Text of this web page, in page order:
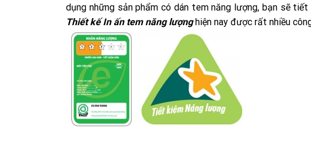
dụng những sản phẩm có dán tem năng lượng, bạn sẽ
Thiết kế In ấn tem năng lượng hiện nay được rất nhiều